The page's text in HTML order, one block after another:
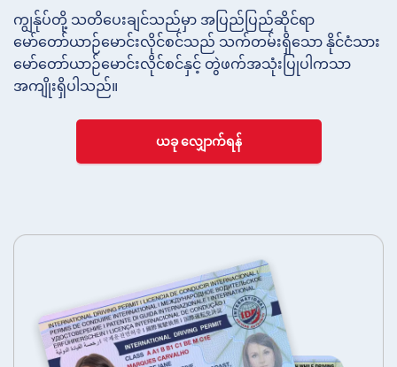
ကျွန်ုပ်တို့ သတိပေးချင်သည်မှာ အပြည်ပြည်ဆိုင်ရာ
မော်တော်ယာဉ်မောင်းလိုင်စင်သည် သက်တမ်းရှိသော နိုင်ငံသား
မော်တော်ယာဉ်မောင်းလိုင်စင်နှင့် တွဲဖက်အသုံးပြုပါကသာ
အကျိုးရှိပါသည်။
ယခု လျှောက်ရန်